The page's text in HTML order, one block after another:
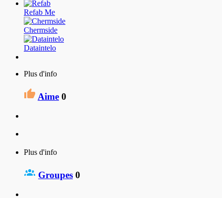
Refab Me
Chermside
Dataintelo
Plus d'info
Aime 0
Plus d'info
Groupes 0